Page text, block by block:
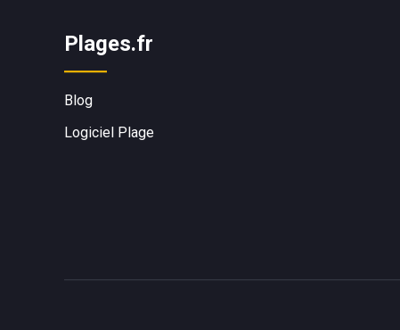
Plages.fr
Blog
Logiciel Plage